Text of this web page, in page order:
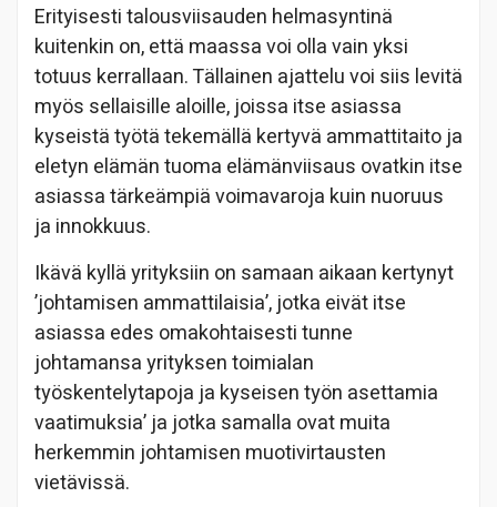
Erityisesti talousviisauden helmasyntinä
kuitenkin on, että maassa voi olla vain yksi
totuus kerrallaan. Tällainen ajattelu voi siis levitä
myös sellaisille aloille, joissa itse asiassa
kyseistä työtä tekemällä kertyvä ammattitaito ja
eletyn elämän tuoma elämänviisaus ovatkin itse
asiassa tärkeämpiä voimavaroja kuin nuoruus
ja innokkuus.
Ikävä kyllä yrityksiin on samaan aikaan kertynyt
’johtamisen ammattilaisia’, jotka eivät itse
asiassa edes omakohtaisesti tunne
johtamansa yrityksen toimialan
työskentelytapoja ja kyseisen työn asettamia
vaatimuksia’ ja jotka samalla ovat muita
herkemmin johtamisen muotivirtausten
vietävissä.